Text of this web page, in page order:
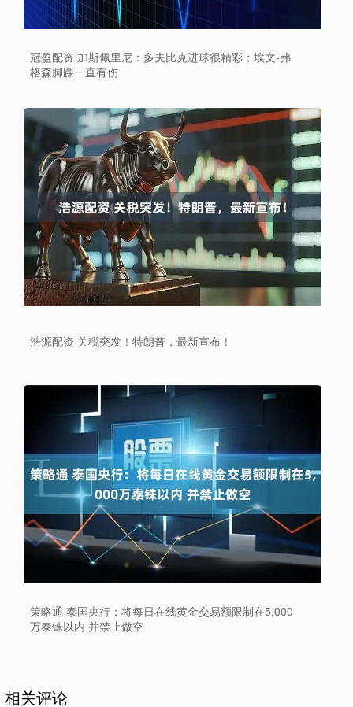
冠盈配资 加斯佩里尼：多夫比克进球很精彩；埃文-弗
格森脚踝一直有伤
浩源配资 关税突发！特朗普，最新宣布！
策略通 泰国央行：将每日在线黄金交易额限制在5,000
万泰铢以内 并禁止做空
相关评论